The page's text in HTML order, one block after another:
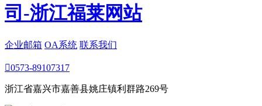
企业邮箱 OA系统 联系我们
0573-89107317
浙江省嘉兴市嘉善县姚庄镇利群路269号